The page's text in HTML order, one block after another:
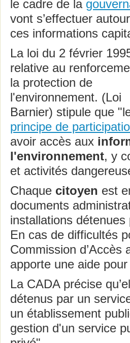
le cadre de la
vont s’effectuer
ces informations
La loi du 2 février
relative au
la protection de
l'environnement. (Loi
Barnier) stipule que
principe de
avoir accès aux
l'environnement, y
et activités
Chaque citoyen est
documents
installations détenues
En cas de difficultés
Commission
apporte une aide
La CADA précise
détenus par un
un établissement
gestion d'un service